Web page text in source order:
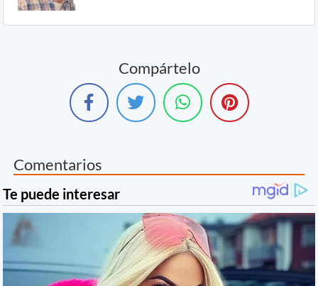
Compártelo
Comentarios